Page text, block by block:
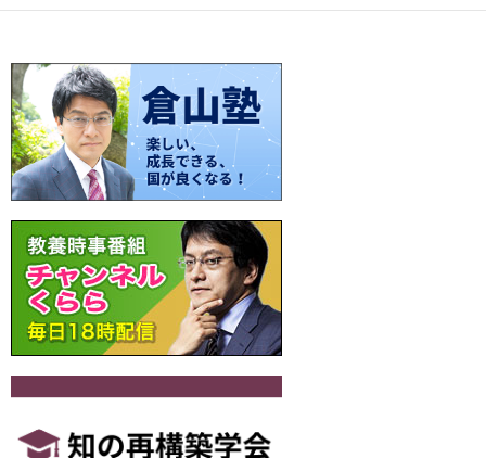
b
o
o
k
es
t
y
Li
n
k
n
a